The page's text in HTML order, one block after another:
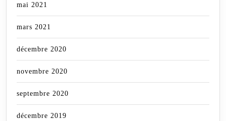
mai 2021
mars 2021
décembre 2020
novembre 2020
septembre 2020
décembre 2019